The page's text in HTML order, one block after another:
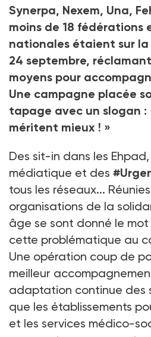
Synerpa, Nexem, Una,
moins de 18 fédérations
nationales étaient sur la
24 septembre,
moyens pour
Une campagne placée
tapage avec un slogan :
méritent mieux ! »
Des sit-in dans les
médiatique et des
tous les réseaux...
organisations de la
âge se sont donné le
cette problématique au
Une opération coup de
meilleur
adaptation continue des
que les établissements
et les services médico-